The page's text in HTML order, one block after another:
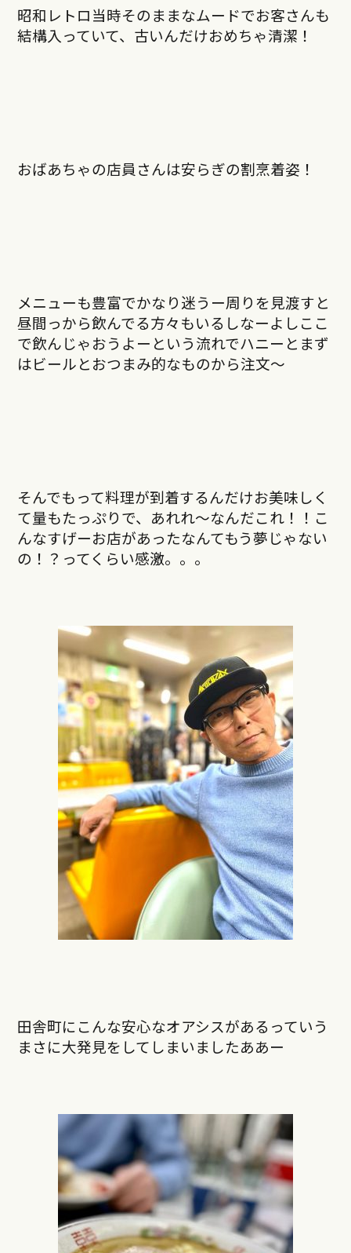
昭和レトロ当時そのままなムードでお客さんも
結構入っていて、古いんだけおめちゃ清潔！
おばあちゃの店員さんは安らぎの割烹着姿！
メニューも豊富でかなり迷うー周りを見渡すと
昼間っから飲んでる方々もいるしなーよしここ
で飲んじゃおうよーという流れでハニーとまず
はビールとおつまみ的なものから注文〜
そんでもって料理が到着するんだけお美味しく
て量もたっぷりで、あれれ〜なんだこれ！！こ
んなすげーお店があったなんてもう夢じゃない
の！？ってくらい感激。。。
田舎町にこんな安心なオアシスがあるっていう
まさに大発見をしてしまいましたああー